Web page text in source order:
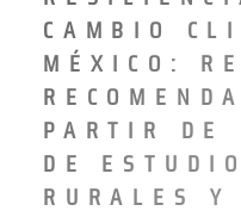
CAMBIO
MÉXICO:
PARTIR DE
DE
RURALES Y